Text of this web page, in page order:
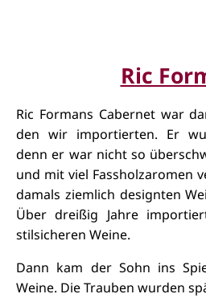
Ric
Ric Formans Cabernet war
den wir importierten. Er
denn er war nicht so
und mit viel Fassholzaromen
damals ziemlich designten
Über dreißig Jahre
stilsicheren Weine.
Dann kam der Sohn ins
Weine. Die Trauben wurden